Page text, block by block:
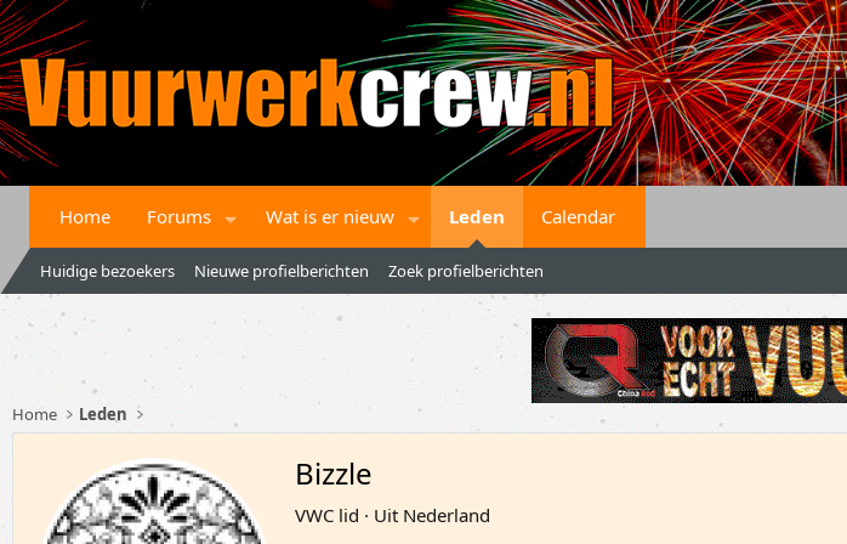
Home Forums Wat is er nieuw Leden Calendar
Huidige bezoekers Nieuwe profielberichten Zoek profielberichten
Home Leden
Bizzle
VWC lid · Uit Nederland